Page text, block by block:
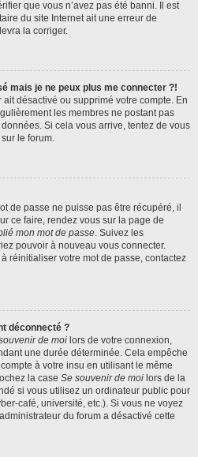
que vous n’avez pas été banni. Il est
du site Internet ait une erreur de
la corriger.
mais je ne peux plus me connecter ?!
ait désactivé ou supprimé votre compte. En
les membres ne postant pas
Si cela vous arrive, tentez de vous
le forum.
de passe ne puisse pas être récupéré, il
ce faire, rendez vous sur la page de
mon mot de passe. Suivez les
pouvoir à nouveau vous connecter.
réinitialiser votre mot de passe, contactez
déconnecté ?
de moi lors de votre connexion,
une durée déterminée. Cela empêche
à votre insu en utilisant le même
la case Se souvenir de moi lors de la
si vous utilisez un ordinateur public pour
café, université, etc.). Si vous ne voyez
du forum a désactivé cette